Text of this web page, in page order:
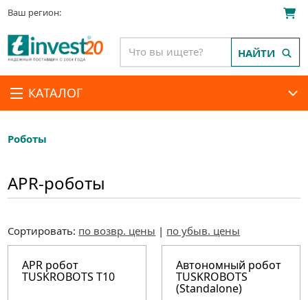
Ваш регион:
КАТАЛОГ
НАЙТИ
Роботы
APR-роботы
Сортировать: по возвр. цены | по убыв. цены
APR робот
TUSKROBOTS T10
Автономный робот
TUSKROBOTS
(Standalone)